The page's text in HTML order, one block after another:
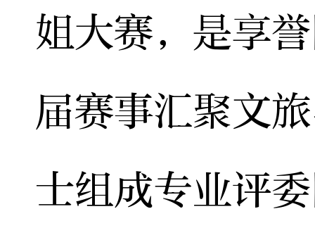
姐大赛，是享
届赛事汇聚文
士组成专业评